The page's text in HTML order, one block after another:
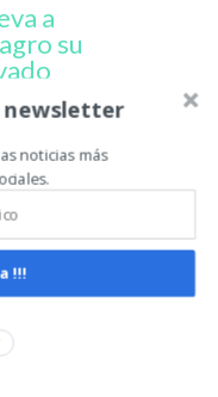
a
su
y
newsletter
noticias más
!!!